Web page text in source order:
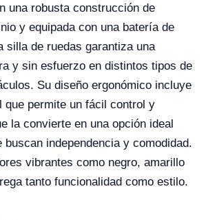
una robusta construcción de
y equipada con una batería de
silla de ruedas garantiza una
y sin esfuerzo en distintos tipos de
Su diseño ergonómico incluye
que permite un fácil control y
la convierte en una opción ideal
buscan independencia y comodidad.
vibrantes como negro, amarillo
tanto funcionalidad como estilo.